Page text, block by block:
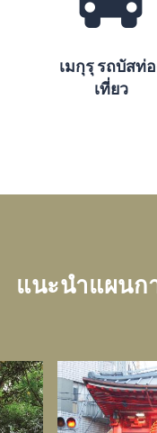
เมกุรุ รถบัสท่
เที่ยว
แนะนำแผนก